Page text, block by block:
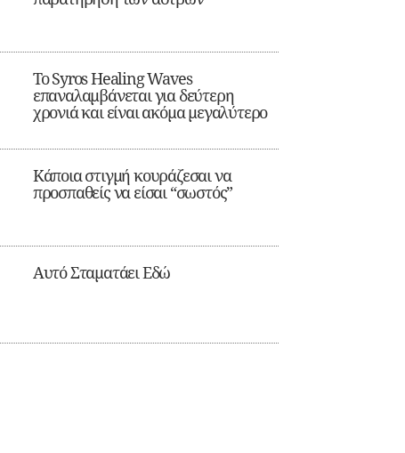
Το Syros Healing Waves
επαναλαμβάνεται για δεύτερη
χρονιά και είναι ακόμα μεγαλύτερο
Κάποια στιγμή κουράζεσαι να
προσπαθείς να είσαι “σωστός”
Αυτό Σταματάει Εδώ